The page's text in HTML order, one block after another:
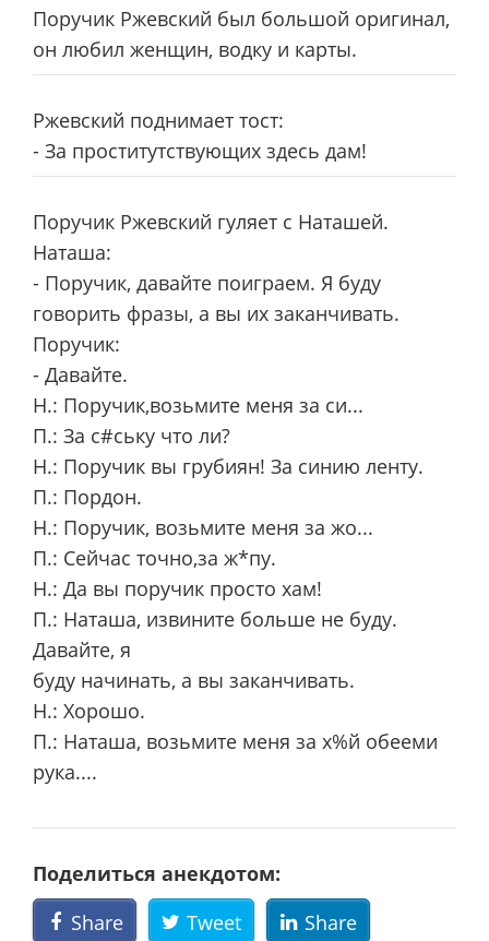
Поручик Ржевский был большой оригинал,
он любил женщин, водку и карты.
Ржевский поднимает тост:
- За проститутствующих здесь дам!
Поручик Ржевский гуляет с Наташей.
Наташа:
- Поручик, давайте поиграем. Я буду
говорить фразы, а вы их заканчивать.
Поручик:
- Давайте.
Н.: Поручик,возьмите меня за си...
П.: За с#ську что ли?
Н.: Поручик вы грубиян! За синию ленту.
П.: Пордон.
Н.: Поручик, возьмите меня за жо...
П.: Сейчас точно,за ж*пу.
Н.: Да вы поручик просто хам!
П.: Наташа, извините больше не буду.
Давайте, я
буду начинать, а вы заканчивать.
Н.: Хорошо.
П.: Наташа, возьмите меня за х%й обееми
рука....
Поделиться анекдотом:
Share
Tweet Share